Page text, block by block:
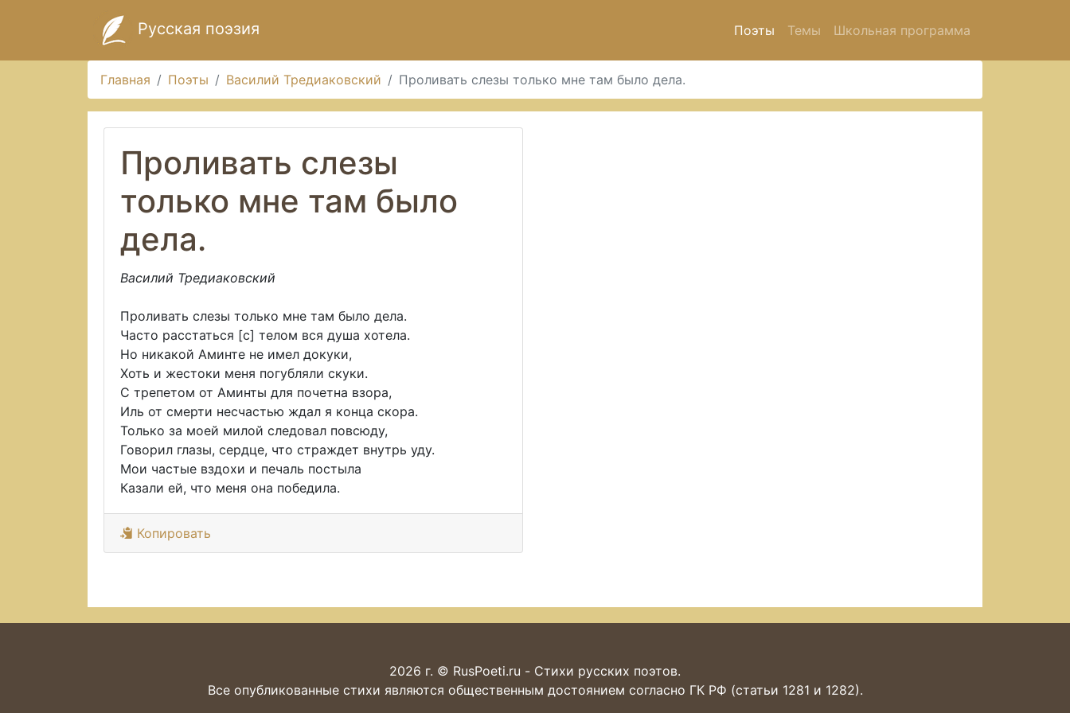
Русская поэзия Поэты Темы Школьная программа
Главная Поэты Василий Тредиаковский Проливать слезы только мне там было дела.
Проливать слезы
только мне там было
дела.
Василий Тредиаковский
Проливать слезы только мне там было дела.
Часто расстаться [с] телом вся душа хотела.
Но никакой Аминте не имел докуки,
Хоть и жестоки меня погубляли скуки.
С трепетом от Аминты для почетна взора,
Иль от смерти несчастью ждал я конца скора.
Только за моей милой следовал повсюду,
Говорил глазы, сердце, что страждет внутрь уду.
Мои частые вздохи и печаль постыла
Казали ей, что меня она победила.
Копировать
2026 г. © RusPoeti.ru - Стихи русских поэтов.
Все опубликованные стихи являются общественным достоянием согласно ГК РФ (статьи 1281 и 1282).